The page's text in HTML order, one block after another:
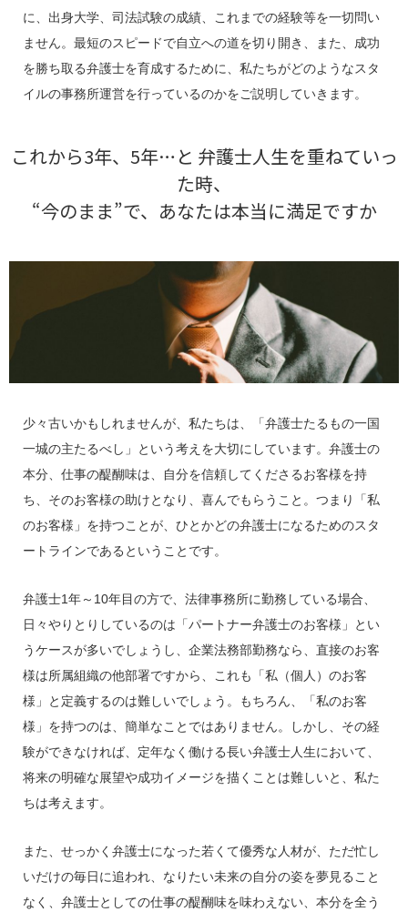
に、出身大学、司法試験の成績、これまでの経験等を一切問い
ません。最短のスピードで自立への道を切り開き、また、成功
を勝ち取る弁護士を育成するために、私たちがどのようなスタ
イルの事務所運営を行っているのかをご説明していきます。
これから3年、5年…と 弁護士人生を重ねていっ
た時、
“今のまま”で、あなたは本当に満足ですか
少々古いかもしれませんが、私たちは、「弁護士たるもの一国
一城の主たるべし」という考えを大切にしています。弁護士の
本分、仕事の醍醐味は、自分を信頼してくださるお客様を持
ち、そのお客様の助けとなり、喜んでもらうこと。つまり「私
のお客様」を持つことが、ひとかどの弁護士になるためのスタ
ートラインであるということです。
弁護士1年～10年目の方で、法律事務所に勤務している場合、
日々やりとりしているのは「パートナー弁護士のお客様」とい
うケースが多いでしょうし、企業法務部勤務なら、直接のお客
様は所属組織の他部署ですから、これも「私（個人）のお客
様」と定義するのは難しいでしょう。もちろん、「私のお客
様」を持つのは、簡単なことではありません。しかし、その経
験ができなければ、定年なく働ける長い弁護士人生において、
将来の明確な展望や成功イメージを描くことは難しいと、私た
ちは考えます。
また、せっかく弁護士になった若くて優秀な人材が、ただ忙し
いだけの毎日に追われ、なりたい未来の自分の姿を夢見ること
なく、弁護士としての仕事の醍醐味を味わえない、本分を全う